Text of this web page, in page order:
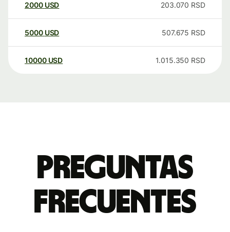
2000 USD 203.070 RSD
5000 USD 507.675 RSD
10000 USD 1.015.350 RSD
Preguntas
frecuentes